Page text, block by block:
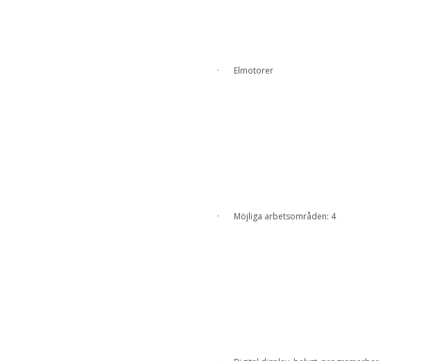
· Elmotorer
· Möjliga arbetsområden: 4